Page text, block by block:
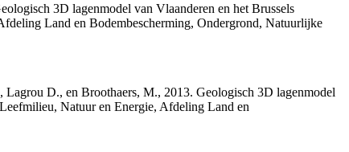
3D lagenmodel van Vlaanderen en het Brussels
Land en Bodembescherming, Ondergrond, Natuurlijke
D., en Broothaers, M., 2013. Geologisch 3D lagenmodel
Natuur en Energie, Afdeling Land en